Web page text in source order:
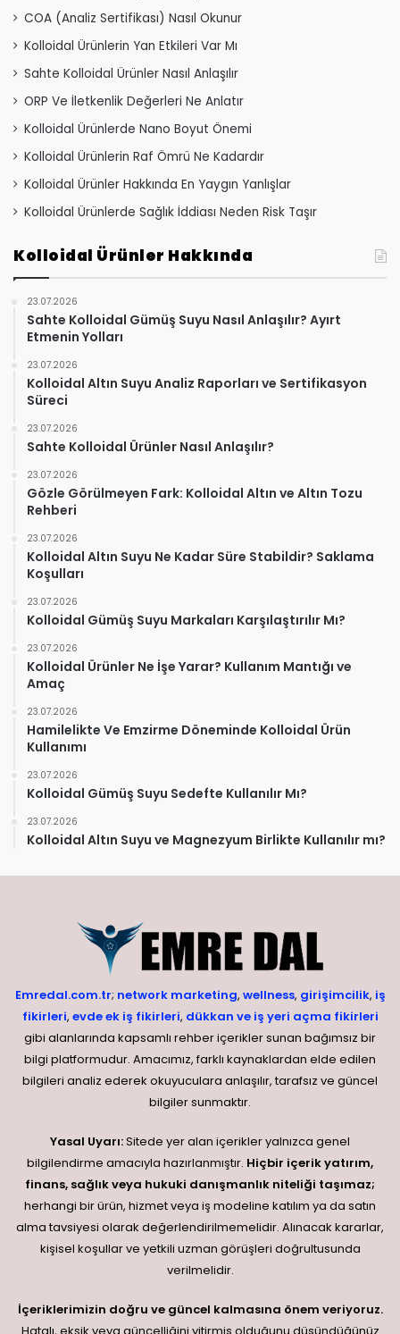
COA (Analiz Sertifikası) Nasıl Okunur
Kolloidal Ürünlerin Yan Etkileri Var Mı
Sahte Kolloidal Ürünler Nasıl Anlaşılır
ORP Ve İletkenlik Değerleri Ne Anlatır
Kolloidal Ürünlerde Nano Boyut Önemi
Kolloidal Ürünlerin Raf Ömrü Ne Kadardır
Kolloidal Ürünler Hakkında En Yaygın Yanlışlar
Kolloidal Ürünlerde Sağlık İddiası Neden Risk Taşır
Kolloidal Ürünler Hakkında
23.07.2026
Sahte Kolloidal Gümüş Suyu Nasıl Anlaşılır? Ayırt
Etmenin Yolları
23.07.2026
Kolloidal Altın Suyu Analiz Raporları ve Sertifikasyon
Süreci
23.07.2026
Sahte Kolloidal Ürünler Nasıl Anlaşılır?
23.07.2026
Gözle Görülmeyen Fark: Kolloidal Altın ve Altın Tozu
Rehberi
23.07.2026
Kolloidal Altın Suyu Ne Kadar Süre Stabildir? Saklama
Koşulları
23.07.2026
Kolloidal Gümüş Suyu Markaları Karşılaştırılır Mı?
23.07.2026
Kolloidal Ürünler Ne İşe Yarar? Kullanım Mantığı ve
Amaç
23.07.2026
Hamilelikte Ve Emzirme Döneminde Kolloidal Ürün
Kullanımı
23.07.2026
Kolloidal Gümüş Suyu Sedefte Kullanılır Mı?
23.07.2026
Kolloidal Altın Suyu ve Magnezyum Birlikte Kullanılır mı?
Emredal.com.tr; network marketing, wellness, girişimcilik, iş
fikirleri, evde ek iş fikirleri, dükkan ve iş yeri açma fikirleri
gibi alanlarında kapsamlı rehber içerikler sunan bağımsız bir
bilgi platformudur. Amacımız, farklı kaynaklardan elde edilen
bilgileri analiz ederek okuyuculara anlaşılır, tarafsız ve güncel
bilgiler sunmaktır.
Yasal Uyarı:Sitede yer alan içerikler yalnızca genel
bilgilendirme amacıyla hazırlanmıştır. Hiçbir içerik yatırım,
finans, sağlık veya hukuki danışmanlık niteliği taşımaz;
herhangi bir ürün, hizmet veya iş modeline katılım ya da satın
alma tavsiyesi olarak değerlendirilmemelidir. Alınacak kararlar,
kişisel koşullar ve yetkili uzman görüşleri doğrultusunda
verilmelidir.
İçeriklerimizin doğru ve güncel kalmasına önem veriyoruz.